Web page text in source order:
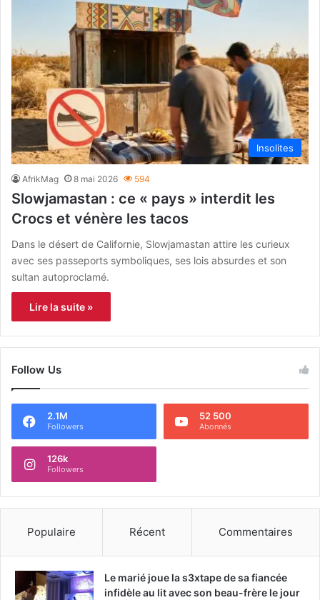
Insolites
AfrikMag 8 mai 2026 594
Slowjamastan : ce « pays » interdit les
Crocs et vénère les tacos
Dans le désert de Californie, Slowjamastan attire les curieux
avec ses passeports symboliques, ses lois absurdes et son
sultan autoproclamé.
Lire la suite »
Follow Us
2.1M
Followers
52 500
Abonnés
126k
Followers
Populaire Récent Commentaires
Le marié joue la s3xtape de sa fiancée
infidèle au lit avec son beau-frère le jour